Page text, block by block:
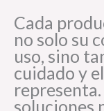
Cada
no solo su
uso, sino
cuidado y
soluciones